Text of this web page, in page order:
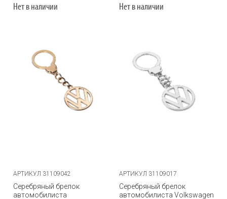
Нет в наличии Нет в наличии
АРТИКУЛ 31109042
Серебряный брелок
автомобилиста
АРТИКУЛ 31109017
Серебряный брелок
автомобилиста Volkswagen